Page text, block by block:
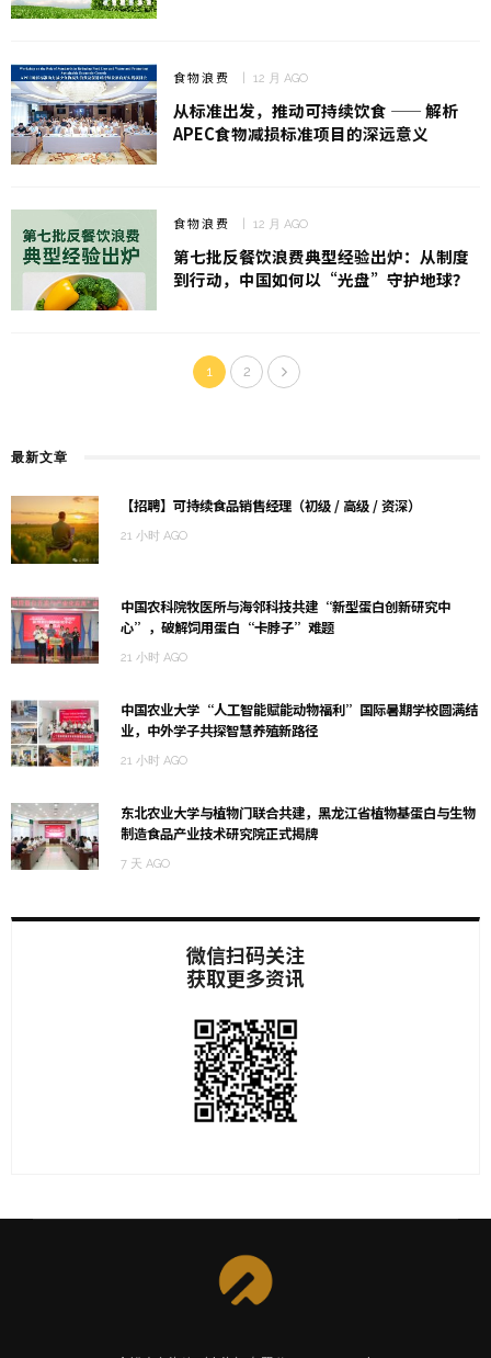
食物浪费 12 月 AGO
从标准出发，推动可持续饮食 —— 解析
APEC食物减损标准项目的深远意义
食物浪费 12 月 AGO
第七批反餐饮浪费典型经验出炉：从制度
到行动，中国如何以“光盘”守护地球？
1 2
最新文章
【招聘】可持续食品销售经理（初级 / 高级 / 资深）
21 小时 AGO
中国农科院牧医所与海邻科技共建“新型蛋白创新研究中
心”，破解饲用蛋白“卡脖子”难题
21 小时 AGO
中国农业大学“人工智能赋能动物福利”国际暑期学校圆满结
业，中外学子共探智慧养殖新路径
21 小时 AGO
东北农业大学与植物门联合共建，黑龙江省植物基蛋白与生物
制造食品产业技术研究院正式揭牌
7 天 AGO
微信扫码关注
获取更多资讯